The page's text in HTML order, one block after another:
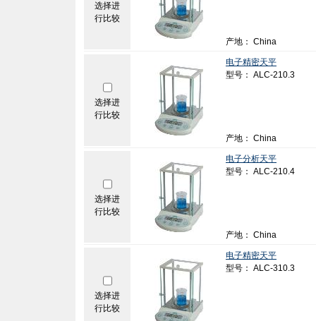
选择进
行比较
产地： China
选择进
行比较
电子精密天平
型号： ALC-210.3
产地： China
选择进
行比较
电子分析天平
型号： ALC-210.4
产地： China
选择进
行比较
电子精密天平
型号： ALC-310.3